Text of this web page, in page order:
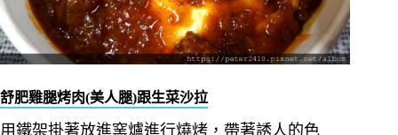
舒肥雞腿烤肉(美人腿)跟生菜沙拉
用鐵架掛著放進窯爐進行燒烤，帶著誘人的色